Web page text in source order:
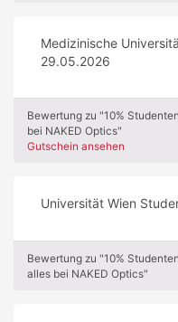
Medizinische
29.05.2026
Bewertung zu "10%
bei NAKED Optics"
Gutschein ansehen
Universität Wien
Bewertung zu "10%
alles bei NAKED Optics"